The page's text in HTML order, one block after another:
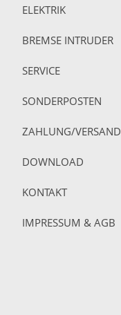
ELEKTRIK
BREMSE INTRUDER
SERVICE
SONDERPOSTEN
ZAHLUNG/VERSAND
DOWNLOAD
KONTAKT
IMPRESSUM & AGB